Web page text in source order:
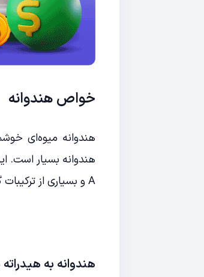
خواص هندوانه
هندوانه میوه‌ای
A و بسیاری از ترکیبات گیاهی سالم است. در این مقاله به ۹ خاصیت مهم هندوانه اشاره می‌کنیم.
هندوانه به